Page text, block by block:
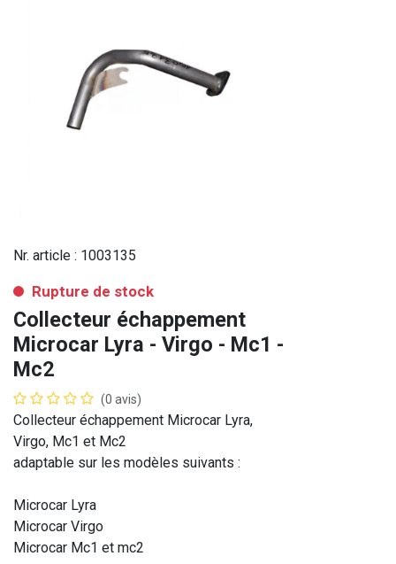
Nr. article : 1003135
Rupture de stock
Collecteur échappement
Microcar Lyra - Virgo - Mc1 -
Mc2
(0 avis)
Collecteur échappement Microcar Lyra,
Virgo, Mc1 et Mc2
adaptable sur les modèles suivants :
Microcar Lyra
Microcar Virgo
Microcar Mc1 et mc2